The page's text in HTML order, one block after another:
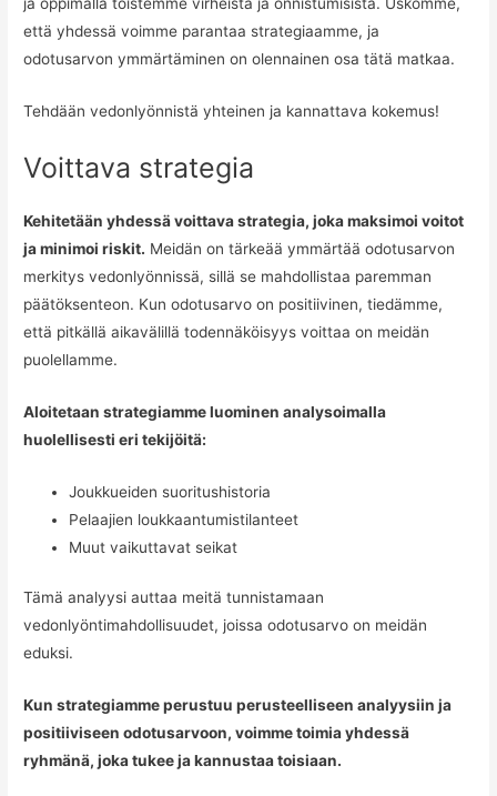
ja oppimalla toistemme virheistä ja onnistumisista. Uskomme,
että yhdessä voimme parantaa strategiaamme, ja
odotusarvon ymmärtäminen on olennainen osa tätä matkaa.
Tehdään vedonlyönnistä yhteinen ja kannattava kokemus!
Voittava strategia
Kehitetään yhdessä voittava strategia, joka maksimoi voitot
ja minimoi riskit. Meidän on tärkeää ymmärtää odotusarvon
merkitys vedonlyönnissä, sillä se mahdollistaa paremman
päätöksenteon. Kun odotusarvo on positiivinen, tiedämme,
että pitkällä aikavälillä todennäköisyys voittaa on meidän
puolellamme.
Aloitetaan strategiamme luominen analysoimalla
huolellisesti eri tekijöitä:
Joukkueiden suoritushistoria
Pelaajien loukkaantumistilanteet
Muut vaikuttavat seikat
Tämä analyysi auttaa meitä tunnistamaan
vedonlyöntimahdollisuudet, joissa odotusarvo on meidän
eduksi.
Kun strategiamme perustuu perusteelliseen analyysiin ja
positiiviseen odotusarvoon, voimme toimia yhdessä
ryhmänä, joka tukee ja kannustaa toisiaan.